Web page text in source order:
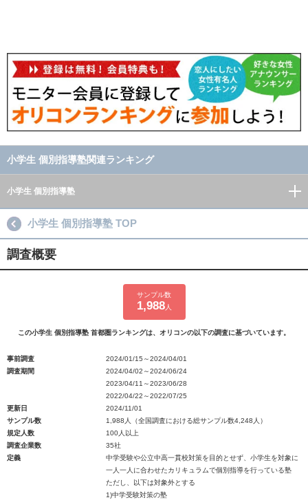
小学生 個別指導塾関連ランキング
小学生 個別指導塾
小学生 個別指導塾 TOP
調査概要
サンプル数
1,988人
この小学生 個別指導塾 首都圏ランキングは、オリコンの以下の調査に基づいています。
事前調査
2024/01/15～2024/04/01
調査期間
2024/04/02～2024/06/24
2023/04/11～2023/06/28
2022/04/22～2022/07/25
更新日
2024/11/01
サンプル数
1,988人（全国調査における総サンプル数4,248人）
規定人数
100人以上
調査企業数
35社
定義
中学受験や公立中高一貫校対策を目的とせず、小学生を対象に
一人一人に合わせたカリキュラムで個別指導を行っている塾
ただし、以下は対象外とする
1)中学受験対策の塾